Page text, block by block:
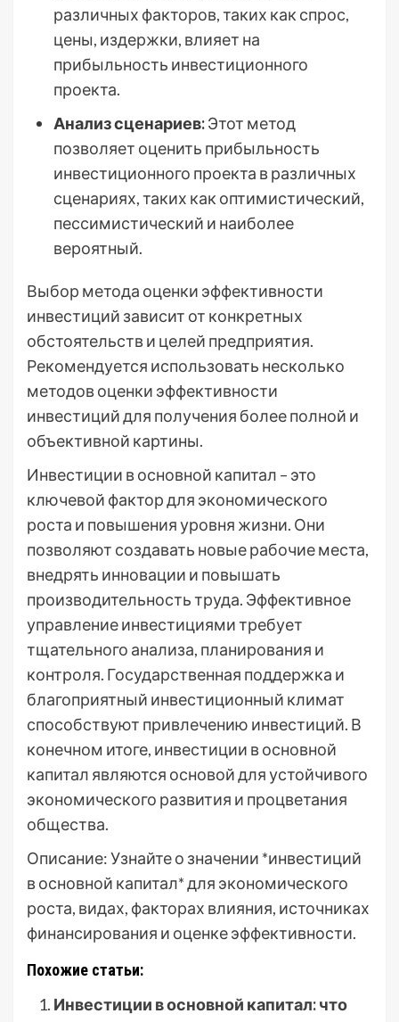
различных факторов, таких как спрос,
цены, издержки, влияет на
прибыльность инвестиционного
проекта.
Анализ сценариев:Этот метод
позволяет оценить прибыльность
инвестиционного проекта в различных
сценариях, таких как оптимистический,
пессимистический и наиболее
вероятный.
Выбор метода оценки эффективности
инвестиций зависит от конкретных
обстоятельств и целей предприятия.
Рекомендуется использовать несколько
методов оценки эффективности
инвестиций для получения более полной и
объективной картины.
Инвестиции в основной капитал – это
ключевой фактор для экономического
роста и повышения уровня жизни. Они
позволяют создавать новые рабочие места,
внедрять инновации и повышать
производительность труда. Эффективное
управление инвестициями требует
тщательного анализа, планирования и
контроля. Государственная поддержка и
благоприятный инвестиционный климат
способствуют привлечению инвестиций. В
конечном итоге, инвестиции в основной
капитал являются основой для устойчивого
экономического развития и процветания
общества.
Описание: Узнайте о значении *инвестиций
в основной капитал* для экономического
роста, видах, факторах влияния, источниках
финансирования и оценке эффективности.
Похожие статьи:
Инвестиции в основной капитал: что